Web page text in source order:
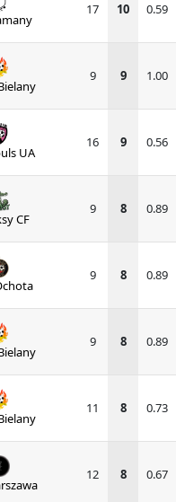
17 10 0.59
9 9 1.00
UA
16 9 0.56
CF
9 8 0.89
9 8 0.89
9 8 0.89
11 8 0.73
12 8 0.67